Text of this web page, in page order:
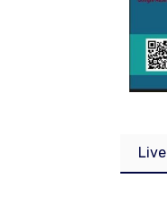
Live